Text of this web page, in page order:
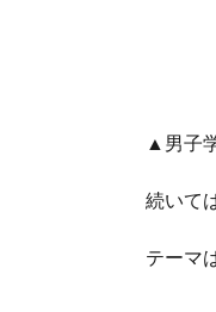
▲男子
続いて
テーマ